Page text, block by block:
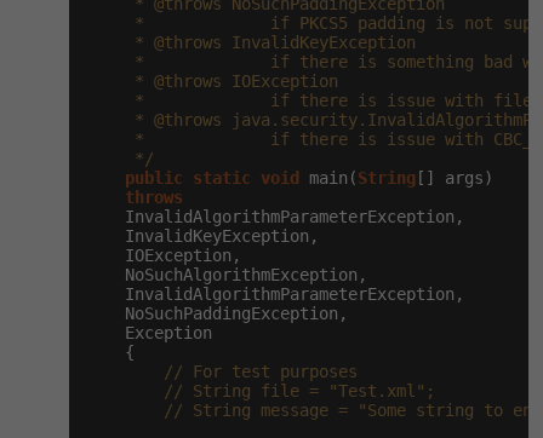
*             if PKCS5 padding is not
     * @throws InvalidKeyException
*             if there is something bad
     * @throws IOException
*             if there is issue with file
* @throws
*             if there is issue with
     */
public
static void main(String [] args)
throws
    InvalidAlgorithmParameterException,
    InvalidKeyException,
    IOException,
    NoSuchAlgorithmException,
    InvalidAlgorithmParameterException,
    NoSuchPaddingException,
    Exception
    {
// For test purposes
// String file = "Test.xml";
// String message = "Some string to